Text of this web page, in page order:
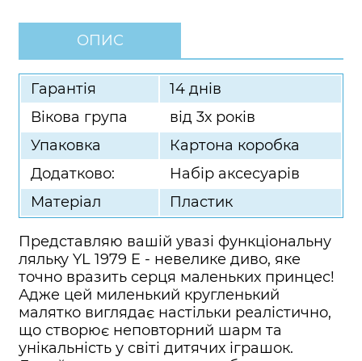
ОПИС
Гарантія
14 днів
Вікова група
від 3х років
Упаковка
Картона коробка
Додатково:
Набір аксесуарів
Матеріал
Пластик
Представляю вашій увазі функціональну
ляльку YL 1979 E - невелике диво, яке
точно вразить серця маленьких принцес!
Адже цей миленький кругленький
малятко виглядає настільки реалістично,
що створює неповторний шарм та
унікальність у світі дитячих іграшок.